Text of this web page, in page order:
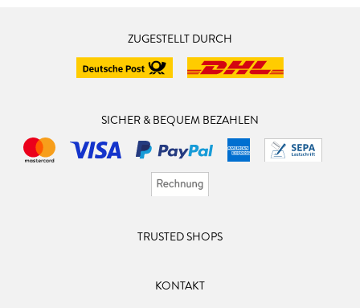
ZUGESTELLT DURCH
SICHER & BEQUEM BEZAHLEN
TRUSTED SHOPS
KONTAKT